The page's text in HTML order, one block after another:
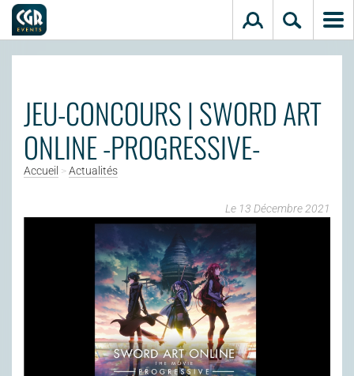
JEU-CONCOURS | SWORD ART
ONLINE -PROGRESSIVE-
Accueil >Actualités
Le 13 Décembre 2021